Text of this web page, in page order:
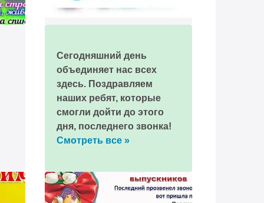
Сегодняшний день
объединяет нас всех
здесь. Поздравляем
наших ребят, которые
смогли дойти до этого
дня, последнего звонка!
Смотреть все »